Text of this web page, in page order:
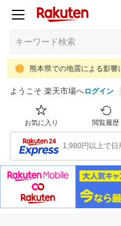
熊本県での地震による影響
ようこそ 楽天市場へログイン
お気に入り 閲覧履歴
1,980円以上で日